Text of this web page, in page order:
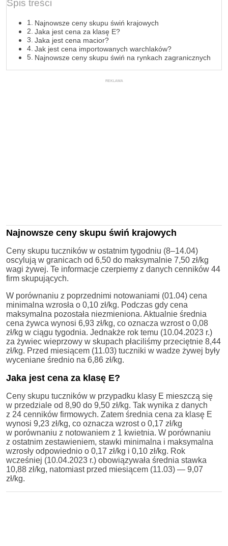
Spis treści
Najnowsze ceny skupu świń krajowych
Jaka jest cena za klasę E?
Jaka jest cena macior?
Jak jest cena importowanych warchlaków?
Najnowsze ceny skupu świń na rynkach zagranicznych
REKLAMA
Najnowsze ceny skupu świń krajowych
Ceny skupu tuczników w ostatnim tygodniu (8–14.04)
oscylują w granicach od 6,50 do maksymalnie 7,50 zł/kg
wagi żywej. Te informacje czerpiemy z danych cenników 44
firm skupujących.
W porównaniu z poprzednimi notowaniami (01.04) cena
minimalna wzrosła o 0,10 zł/kg. Podczas gdy cena
maksymalna pozostała niezmieniona. Aktualnie średnia
cena żywca wynosi 6,93 zł/kg, co oznacza wzrost o 0,08
zł/kg w ciągu tygodnia. Jednakże rok temu (10.04.2023 r.)
za żywiec wieprzowy w skupach płaciliśmy przeciętnie 8,44
zł/kg. Przed miesiącem (11.03) tuczniki w wadze żywej były
wyceniane średnio na 6,86 zł/kg.
Jaka jest cena za klasę E?
Ceny skupu tuczników w przypadku klasy E mieszczą się
w przedziale od 8,90 do 9,50 zł/kg. Tak wynika z danych
z 24 cenników firmowych. Zatem średnia cena za klasę E
wynosi 9,23 zł/kg, co oznacza wzrost o 0,17 zł/kg
w porównaniu z notowaniem z 1 kwietnia. W porównaniu
z ostatnim zestawieniem, stawki minimalna i maksymalna
wzrosły odpowiednio o 0,17 zł/kg i 0,10 zł/kg. Rok
wcześniej (10.04.2023 r.) obowiązywała średnia stawka
10,88 zł/kg, natomiast przed miesiącem (11.03) — 9,07
zł/kg.